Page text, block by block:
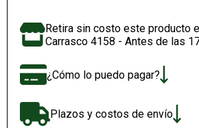
Retira sin costo este producto
Carrasco 4158 - Antes de las
¿Cómo lo puedo pagar?
Plazos y costos de envío